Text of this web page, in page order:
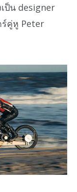
ป็น designer
คู่หู Peter